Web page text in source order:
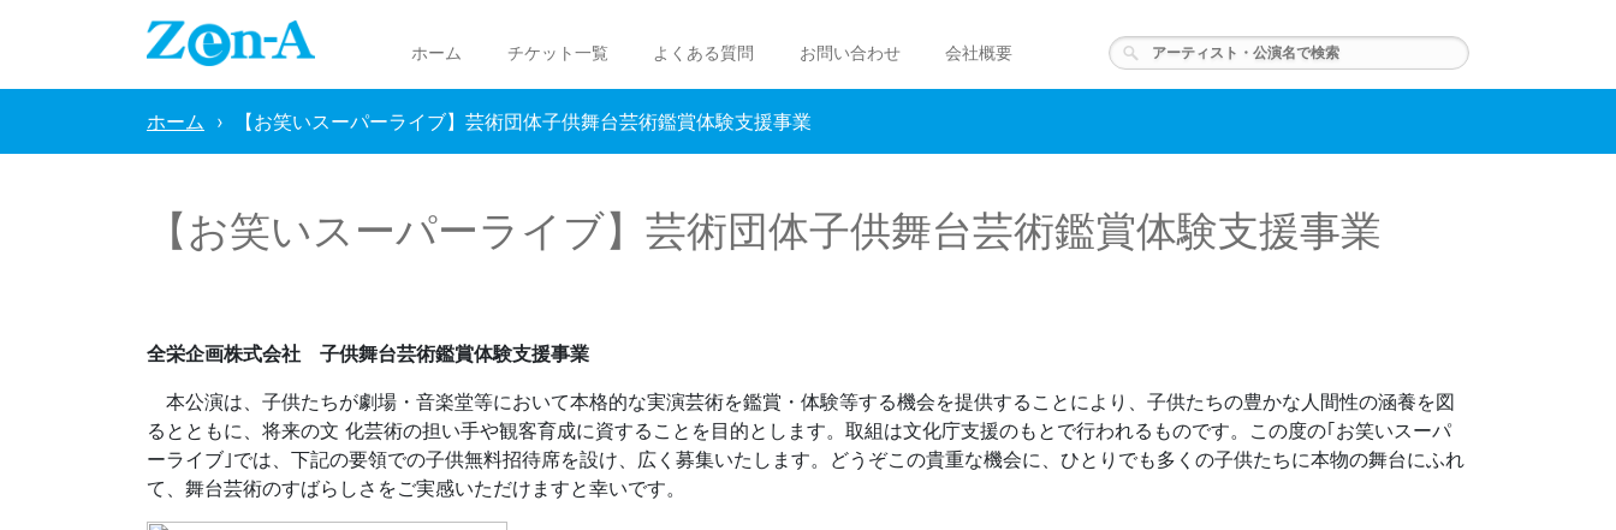
ホーム チケット一覧 よくある質問 お問い合わせ 会社概要
ホーム 【お笑いスーパーライブ】芸術団体子供舞台芸術鑑賞体験支援事業
【お笑いスーパーライブ】芸術団体子供舞台芸術鑑賞体験支援事業
全栄企画株式会社 子供舞台芸術鑑賞体験支援事業
本公演は、子供たちが劇場・音楽堂等において本格的な実演芸術を鑑賞・体験等する機会を提供することにより、子供たちの豊かな人間性の涵養を図
るとともに、将来の文 化芸術の担い手や観客育成に資することを目的とします。取組は文化庁支援のもとで行われるものです。この度の｢お笑いスーパ
ーライブ｣では、下記の要領での子供無料招待席を設け、広く募集いたします。どうぞこの貴重な機会に、ひとりでも多くの子供たちに本物の舞台にふれ
て、舞台芸術のすばらしさをご実感いただけますと幸いです。